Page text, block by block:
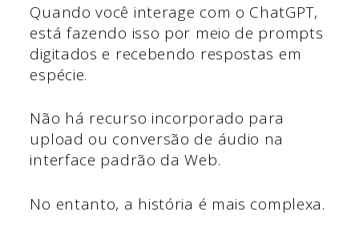
Quando você interage com o ChatGPT,
está fazendo isso por meio de prompts
digitados e recebendo respostas em
espécie.
Não há recurso incorporado para
upload ou conversão de áudio na
interface padrão da Web.
No entanto, a história é mais complexa.